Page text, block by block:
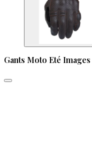
Gants Moto Eté Images